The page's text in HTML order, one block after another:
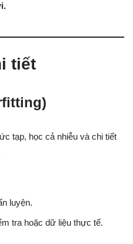
tiết
tạp, học cả nhiễu và chi tiết
luyện.
tra hoặc dữ liệu thực tế.